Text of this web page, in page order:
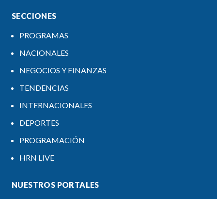
SECCIONES
PROGRAMAS
NACIONALES
NEGOCIOS Y FINANZAS
TENDENCIAS
INTERNACIONALES
DEPORTES
PROGRAMACIÓN
HRN LIVE
NUESTROS PORTALES